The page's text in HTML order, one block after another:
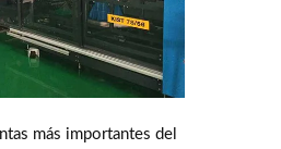
más importantes del